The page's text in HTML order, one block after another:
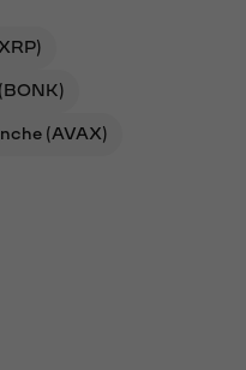
(AVAX)